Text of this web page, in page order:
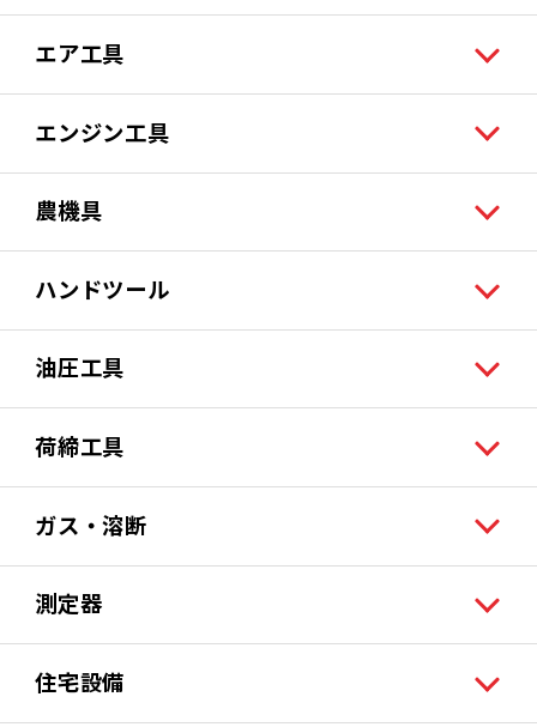
エア工具
エンジン工具
農機具
ハンドツール
油圧工具
荷締工具
ガス・溶断
測定器
住宅設備